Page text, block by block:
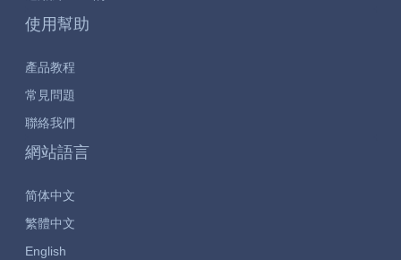
使用幫助
產品教程
常見問題
聯絡我們
網站語言
简体中文
繁體中文
English